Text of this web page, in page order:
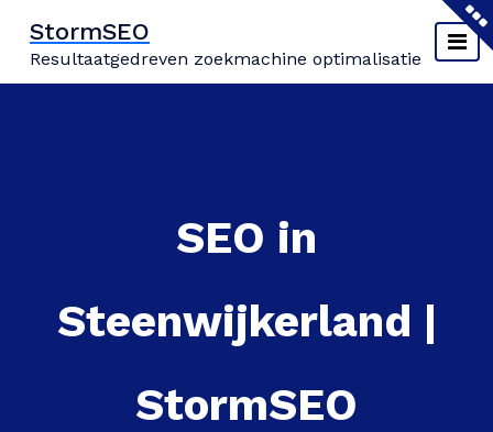
inhoud
springen
StormSEO
Resultaatgedreven zoekmachine optimalisatie
SEO in
Steenwijkerland |
StormSEO